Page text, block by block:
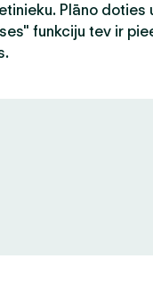
Plāno doties
funkciju tev ir